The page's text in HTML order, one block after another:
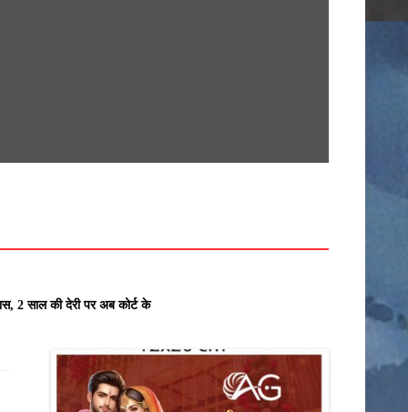
अनूपपुर
खरगोन इंदौर
की देरी पर अब कोर्ट के आदेश से ही होगा रजिस्ट्रेशन chief editor Uttam